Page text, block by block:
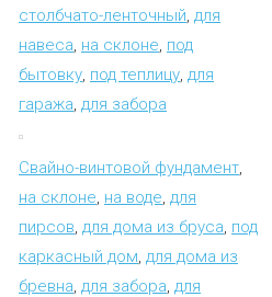
столбчато-ленточный для
навеса на склоне под
бытовку под теплицу для
гаража для забора
Свайно-винтовой фундамент
на склоне на воде для
пирсов для дома из бруса под
каркасный дом для дома из
бревна для забора для